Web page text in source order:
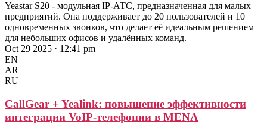
Yeastar S20 - модульная IP-АТС, предназначенная для малых
предприятий. Она поддерживает до 20 пользователей и 10
одновременных звонков, что делает её идеальным решением
для небольших офисов и удалённых команд.
Oct 29 2025 · 12:41 pm
EN
AR
RU
CallGear + Yealink: повышение эффективности
интеграции VoIP-телефонии в MENA